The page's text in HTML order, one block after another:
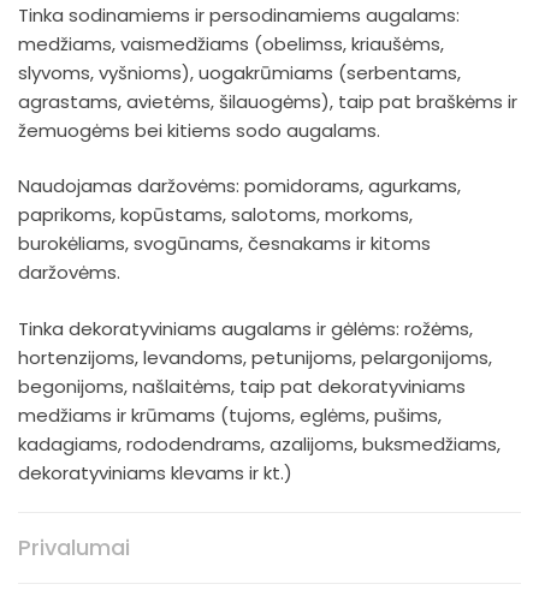
Tinka sodinamiems ir persodinamiems augalams:
medžiams, vaismedžiams (obelimss, kriaušėms,
slyvoms, vyšnioms), uogakrūmiams (serbentams,
agrastams, avietėms, šilauogėms), taip pat braškėms ir
žemuogėms bei kitiems sodo augalams.
Naudojamas daržovėms: pomidorams, agurkams,
paprikoms, kopūstams, salotoms, morkoms,
burokėliams, svogūnams, česnakams ir kitoms
daržovėms.
Tinka dekoratyviniams augalams ir gėlėms: rožėms,
hortenzijoms, levandoms, petunijoms, pelargonijoms,
begonijoms, našlaitėms, taip pat dekoratyviniams
medžiams ir krūmams (tujoms, eglėms, pušims,
kadagiams, rododendrams, azalijoms, buksmedžiams,
dekoratyviniams klevams ir kt.)
Privalumai